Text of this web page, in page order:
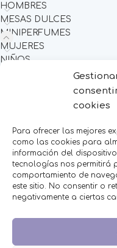
cookies
Para ofrecer las mejores
como las cookies para
información del
tecnologías nos permitirá
comportamiento de
este sitio. No consentir o
negativamente a ciertas
HOMBRES
MESAS DULCES
MINIPERFUMES
MUJERES
NIÑOS
LEGAL
Aviso Legal
Política de Privacidad
Política de Cookies
Condiciones de venta